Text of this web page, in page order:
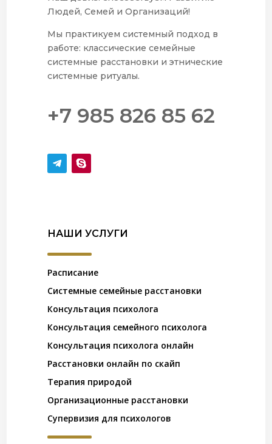
Людей, Семей и Организаций!
Мы практикуем системный подход в
работе: классические семейные
системные расстановки и этнические
системные ритуалы.
+7 985 826 85 62
НАШИ УСЛУГИ
Расписание
Системные семейные расстановки
Консультация психолога
Консультация семейного психолога
Консультация психолога онлайн
Расстановки онлайн по скайп
Терапия природой
Организационные расстановки
Супервизия для психологов